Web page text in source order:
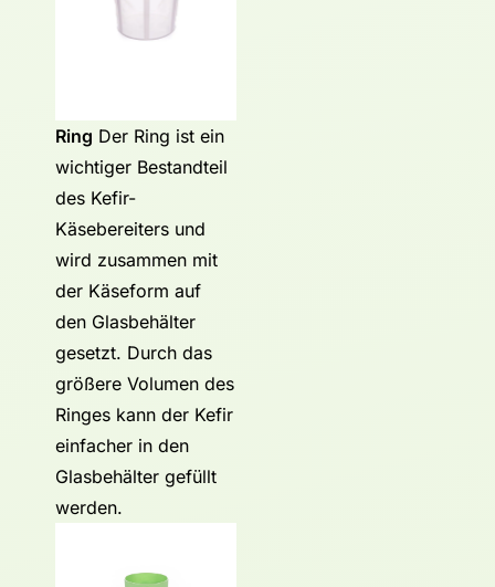
Ring Der Ring ist ein
wichtiger Bestandteil
des Kefir-
Käsebereiters und
wird zusammen mit
der Käseform auf
den Glasbehälter
gesetzt. Durch das
größere Volumen des
Ringes kann der Kefir
einfacher in den
Glasbehälter gefüllt
werden.